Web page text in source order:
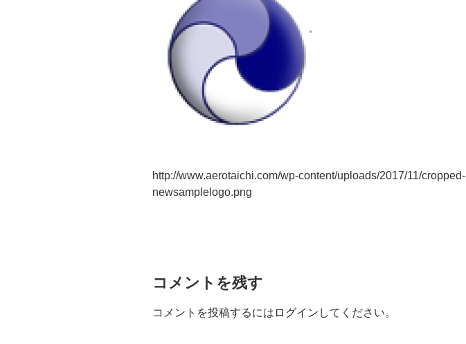
http://www.aerotaichi.com/wp-content/uploads/2017/11/cropped-
newsamplelogo.png
コメントを残す
コメントを投稿するには ログイン してください。